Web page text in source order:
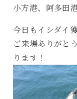
小方港、阿多田
今日もイシダイ
ご来場ありがと
ります！